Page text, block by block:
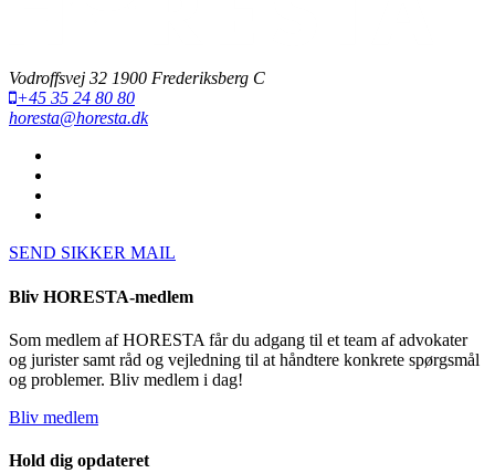
Vodroffsvej 32 1900 Frederiksberg C
+45 35 24 80 80
horesta@horesta.dk
SEND SIKKER MAIL
Bliv HORESTA-medlem
Som medlem af HORESTA får du adgang til et team af advokater
og jurister samt råd og vejledning til at håndtere konkrete spørgsmål
og problemer. Bliv medlem i dag!
Bliv medlem
Hold dig opdateret